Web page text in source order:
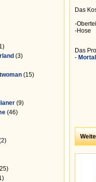
(3)
(15)
(9)
(46)
Das
-
-Hose
Das
-